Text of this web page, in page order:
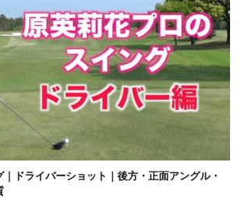
ドライバーショット｜後方・正面アングル・